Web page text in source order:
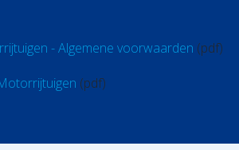
- Algemene voorwaarden (pdf)
(pdf)